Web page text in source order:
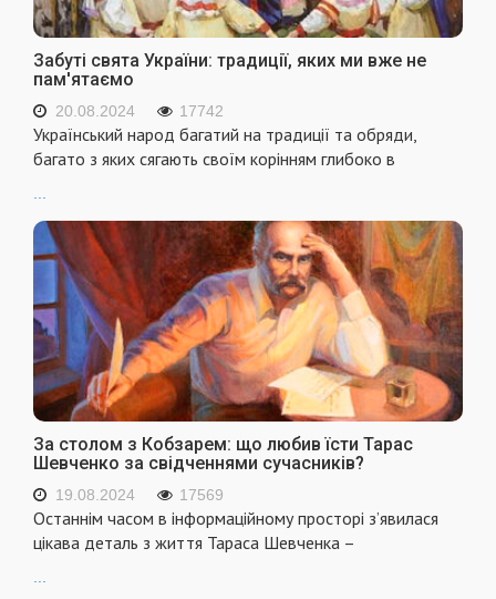
Забуті свята України: традиції, яких ми вже не
пам'ятаємо
20.08.2024 17742
Український народ багатий на традиції та обряди,
багато з яких сягають своїм корінням глибоко в
...
За столом з Кобзарем: що любив їсти Тарас
Шевченко за свідченнями сучасників?
19.08.2024 17569
Останнім часом в інформаційному просторі з’явилася
цікава деталь з життя Тараса Шевченка –